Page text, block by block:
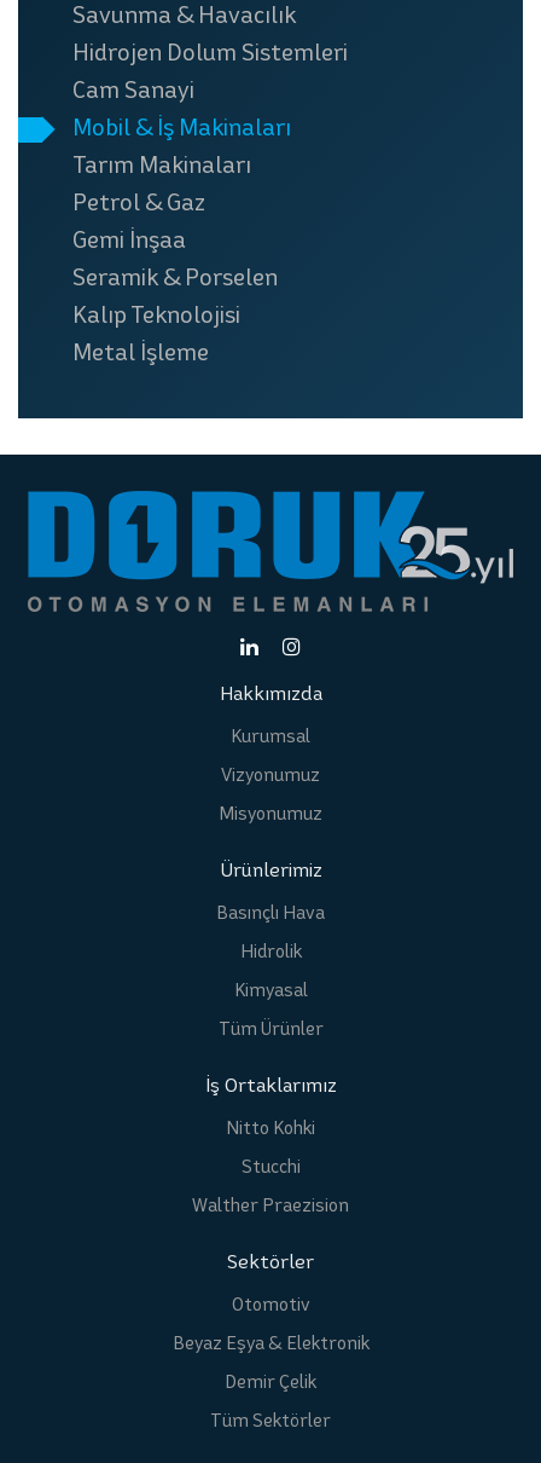
Savunma & Havacılık
Hidrojen Dolum Sistemleri
Cam Sanayi
Mobil & İş Makinaları
Tarım Makinaları
Petrol & Gaz
Gemi İnşaa
Seramik & Porselen
Kalıp Teknolojisi
Metal İşleme
Hakkımızda
Kurumsal
Vizyonumuz
Misyonumuz
Ürünlerimiz
Basınçlı Hava
Hidrolik
Kimyasal
Tüm Ürünler
İş Ortaklarımız
Nitto Kohki
Stucchi
Walther Praezision
Sektörler
Otomotiv
Beyaz Eşya & Elektronik
Demir Çelik
Tüm Sektörler